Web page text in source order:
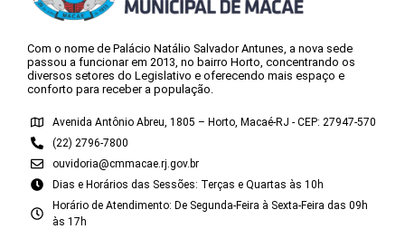
Com o nome de Palácio Natálio Salvador Antunes, a nova sede
passou a funcionar em 2013, no bairro Horto, concentrando os
diversos setores do Legislativo e oferecendo mais espaço e
conforto para receber a população.
Avenida Antônio Abreu, 1805 – Horto, Macaé-RJ - CEP: 27947-570
(22) 2796-7800
ouvidoria@cmmacae.rj.gov.br
Dias e Horários das Sessões: Terças e Quartas às 10h
Horário de Atendimento: De Segunda-Feira à Sexta-Feira das 09h
às 17h